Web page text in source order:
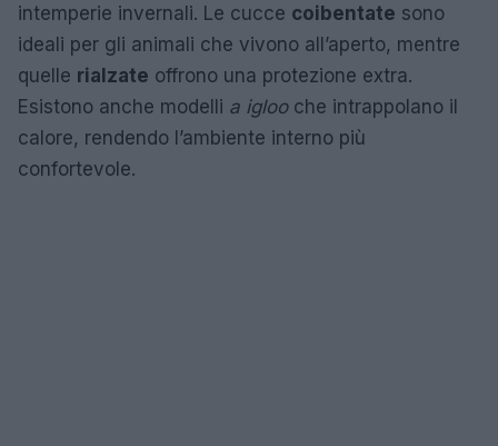
intemperie invernali. Le cucce coibentate sono
ideali per gli animali che vivono all’aperto, mentre
quelle rialzate offrono una protezione extra.
Esistono anche modelli a iglooche intrappolano il
calore, rendendo l’ambiente interno più
confortevole.